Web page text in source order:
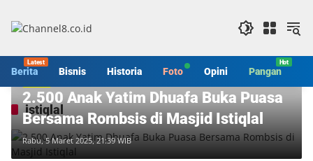
konten
Berita Bisnis Historia Foto Opini Pangan
istiqlal
2.500 Anak Yatim Dhuafa Buka Puasa
Bersama Rombsis di Masjid Istiqlal
Rabu, 5 Maret 2025, 21:39 WIB